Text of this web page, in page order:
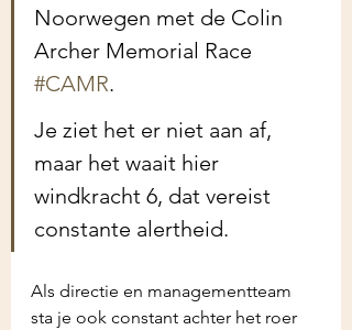
Noorwegen met de Colin
Archer Memorial Race
#CAMR.
Je ziet het er niet aan af,
maar het waait hier
windkracht 6, dat vereist
constante alertheid.
Als directie en managementteam
sta je ook constant achter het roer